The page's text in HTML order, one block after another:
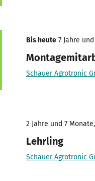
Bis heute 7 Jahre
Schauer Agrotronic
2 Jahre und 7
Lehrling
Schauer Agrotronic